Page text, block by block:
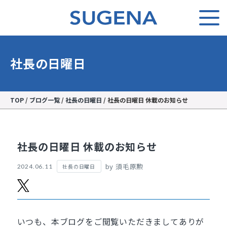
社長の日曜日
TOP / ブログ一覧/社長の日曜日 /社長の日曜日 休載のお知らせ
社長の日曜日 休載のお知らせ
2024.06.11 社長の日曜日 by 須毛原勲
いつも、本ブログをご閲覧いただきましてありが